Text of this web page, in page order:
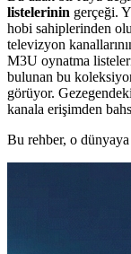
listelerinin gerçeği.
hobi sahiplerinden
televizyon
M3U oynatma
bulunan bu
görüyor.
kanala erişimden
Bu rehber, o dünyaya